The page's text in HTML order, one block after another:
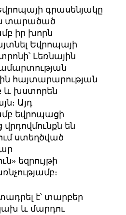
գրասենյակը
տարածած
իր խորն
Եվրոպայի
Լեռնային
հայտարարության
և խստորեն
Այդ
եվրոպացի
են
ստեղծված
եզրույթի
է՝ տարբեր
և մարդու